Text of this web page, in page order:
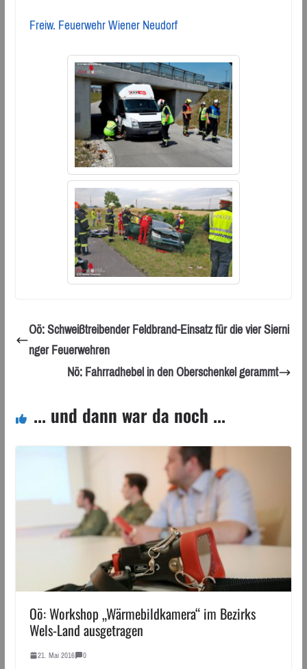
Freiw. Feuerwehr Wiener Neudorf
Oö: Schweißtreibender Feldbrand-Einsatz für die vier Sierni
nger Feuerwehren
Nö: Fahrradhebel in den Oberschenkel gerammt
... und dann war da noch ...
Oö: Workshop „Wärmebildkamera“ im Bezirks
Wels-Land ausgetragen
21. Mai 2016 0